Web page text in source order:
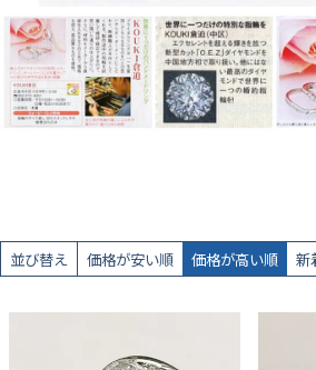
並び替え 価格が安い順 価格が高い順 新